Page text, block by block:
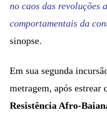
no caos das revoluções
comportamentais da
sinopse.
Em sua segunda
metragem, após estrear
Resistência Afro-